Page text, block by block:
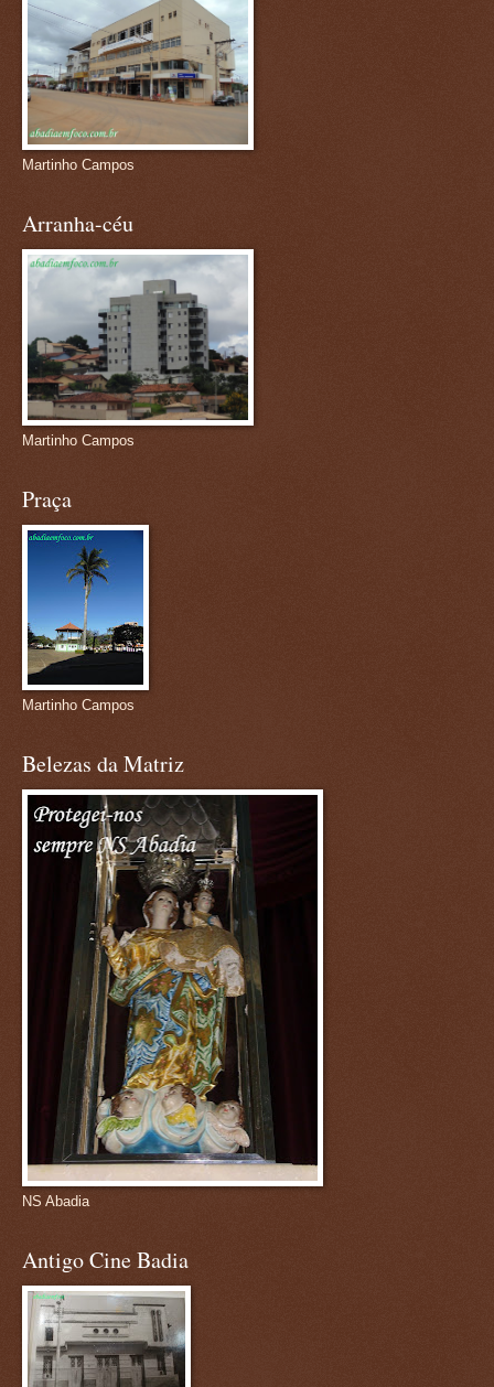
Martinho Campos
Arranha-céu
Martinho Campos
Praça
Martinho Campos
Belezas da Matriz
NS Abadia
Antigo Cine Badia